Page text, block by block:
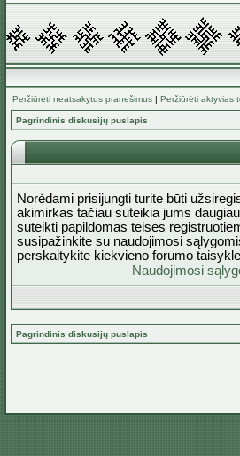
Peržiūrėti neatsakytus pranešimus | Peržiūrėti aktyvias
Pagrindinis diskusijų puslapis
Norėdami prisijungti turite būti
akimirkas tačiau suteikia jums
suteikti papildomas teises
susipažinkite su naudojimosi
perskaitykite kiekvieno forumo
Naudojimosi
Pagrindinis diskusijų puslapis